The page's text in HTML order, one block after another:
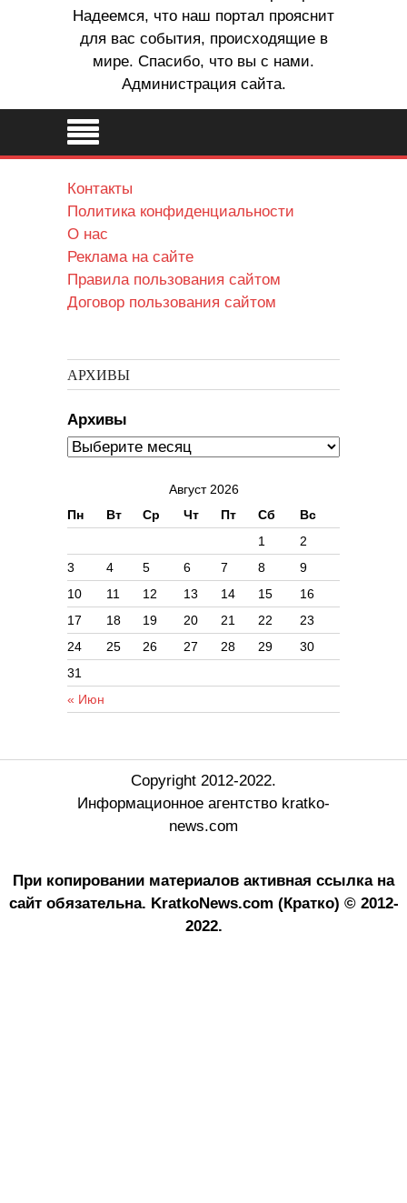
Надеемся, что наш портал прояснит
для вас события, происходящие в
мире. Спасибо, что вы с нами.
Администрация сайта.
Контакты
Политика конфиденциальности
О нас
Реклама на сайте
Правила пользования сайтом
Договор пользования сайтом
АРХИВЫ
Архивы
Август 2026
Пн
Вт Ср Чт Пт Сб Вс
« Июн
1
2
3
4 5 6 7 8
9
10
11 12 13 14 15
16
17
18 19 20 21 22
23
24
25 26 27 28 29
30
31
Copyright 2012-2022.
Информационное агентство kratko-
news.com
При копировании материалов активная ссылка на
сайт обязательна. KratkoNews.com (Кратко) © 2012-
2022.